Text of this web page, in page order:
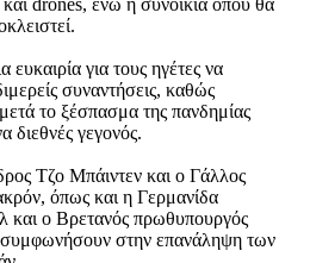
για τους ηγέτες να
συναντήσεις, καθώς
το ξέσπασμα της πανδημίας
γεγονός.
Τζο Μπάιντεν και ο Γάλλος
όπως και η Γερμανίδα
και ο Βρετανός πρωθυπουργός
στην επανάληψη των